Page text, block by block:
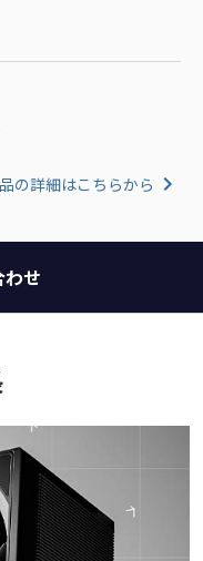
の詳細はこちらから
わせ